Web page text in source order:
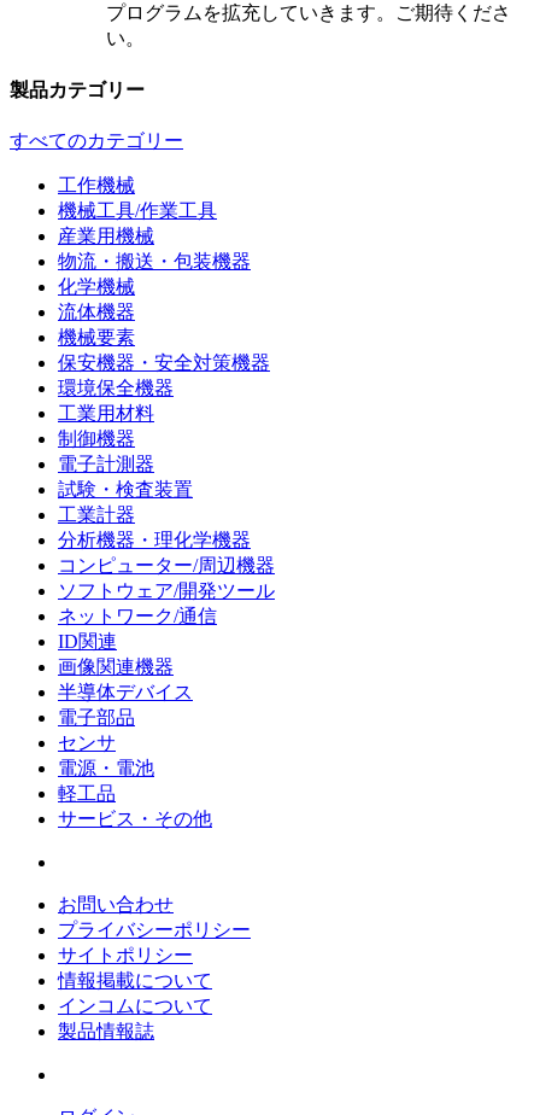
プログラムを拡充していきます。ご期待くださ
い。
製品カテゴリー
すべてのカテゴリー
工作機械
機械工具/作業工具
産業用機械
物流・搬送・包装機器
化学機械
流体機器
機械要素
保安機器・安全対策機器
環境保全機器
工業用材料
制御機器
電子計測器
試験・検査装置
工業計器
分析機器・理化学機器
コンピューター/周辺機器
ソフトウェア/開発ツール
ネットワーク/通信
ID関連
画像関連機器
半導体デバイス
電子部品
センサ
電源・電池
軽工品
サービス・その他
お問い合わせ
プライバシーポリシー
サイトポリシー
情報掲載について
インコムについて
製品情報誌